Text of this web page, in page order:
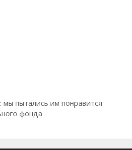
пытались им понравится
фонда